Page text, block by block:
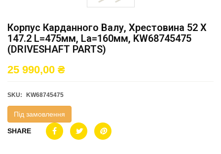
Корпус Карданного Валу, Хрестовина 52 X
147.2 L=475мм, La=160мм, KW68745475
(DRIVESHAFT PARTS)
25 990,00 ₴
SKU: KW68745475
Під замовлення
SHARE